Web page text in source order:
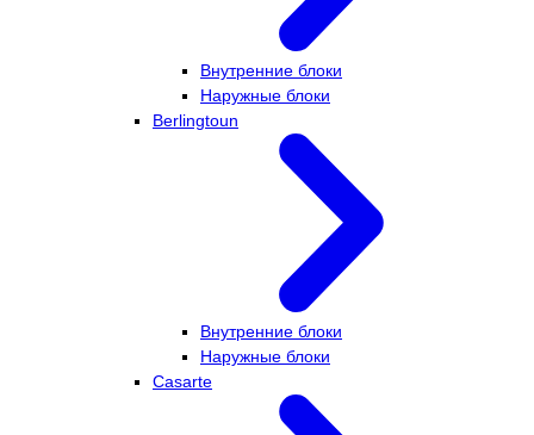
Внутренние блоки
Наружные блоки
Berlingtoun
Внутренние блоки
Наружные блоки
Casarte